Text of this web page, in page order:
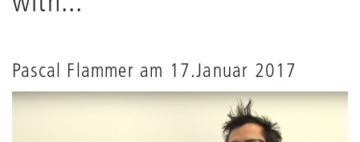
Webseite
Pascal Flammer am 17.Januar 2017